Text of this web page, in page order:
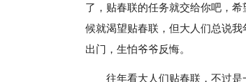
了，贴春联的任务就交给你吧，
候就渴望贴春联，但大人们总说
出门，生怕爷爷反悔。
往年看大人们贴春联，不过